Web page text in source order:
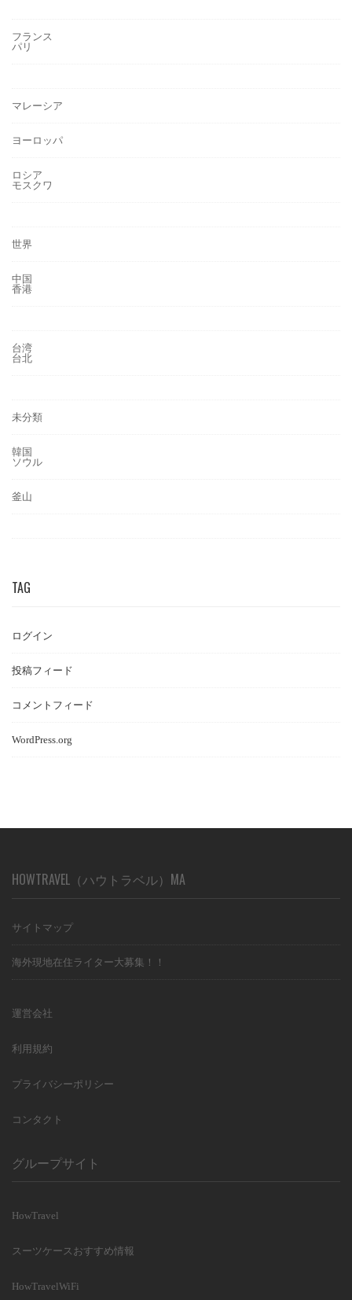
フランス
パリ
マレーシア
ヨーロッパ
ロシア
モスクワ
世界
中国
香港
台湾
台北
未分類
韓国
ソウル
釜山
TAG
ログイン
投稿フィード
コメントフィード
WordPress.org
HOWTRAVEL（ハウトラベル）MA
サイトマップ
海外現地在住ライター大募集！！
運営会社
利用規約
プライバシーポリシー
コンタクト
グループサイト
HowTravel
スーツケースおすすめ情報
HowTravelWiFi